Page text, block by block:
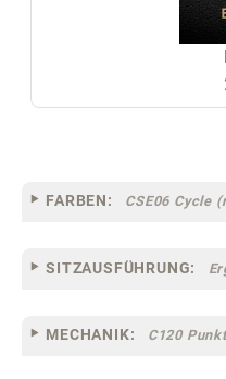
FARBEN: CSE06 Cycle
SITZAUSFÜHRUNG:
MECHANIK: C120